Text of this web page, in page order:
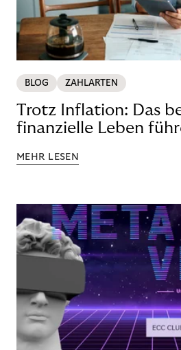
BLOG ZAHLARTEN
Trotz Inflation: Das
finanzielle Leben
MEHR LESEN